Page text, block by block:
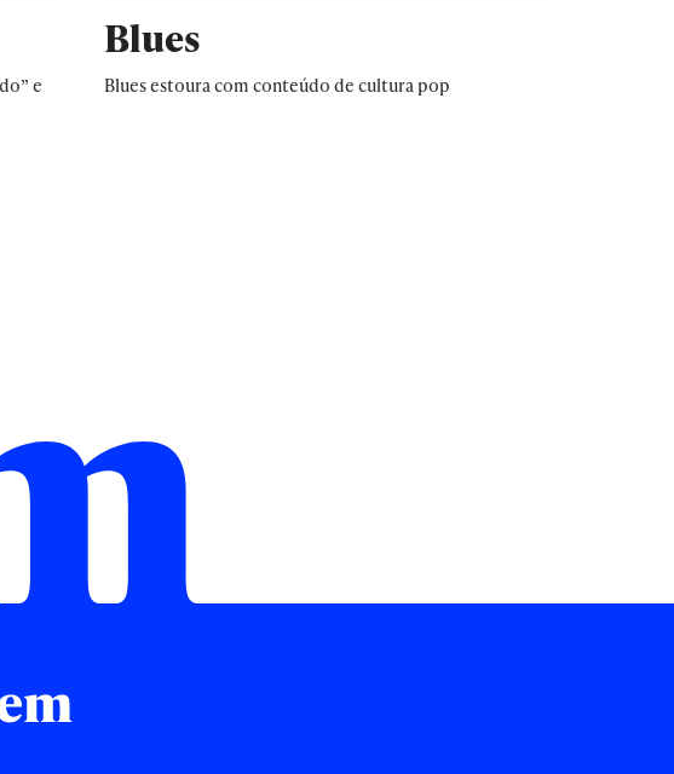
e
Blues
Blues estoura com conteúdo de cultura pop